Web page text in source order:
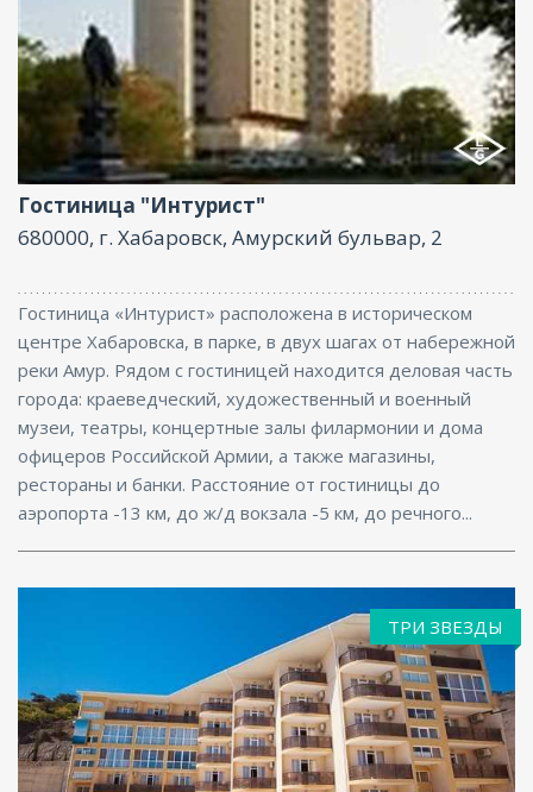
Ресторан, Размещение с животными, Бар,
Парковка, Интернет, Бизнес-центр, Баня,
Конференц-зал
Гостиница "Интурист"
680000, г. Хабаровск, Амурский бульвар, 2
Гостиница «Интурист» расположена в историческом
центре Хабаровска, в парке, в двух шагах от набережной
реки Амур. Рядом с гостиницей находится деловая часть
города: краеведческий, художественный и военный
музеи, театры, концертные залы филармонии и дома
офицеров Российской Армии, а также магазины,
рестораны и банки. Расстояние от гостиницы до
аэропорта -13 км, до ж/д вокзала -5 км, до речного...
ТРИ ЗВЕЗДЫ